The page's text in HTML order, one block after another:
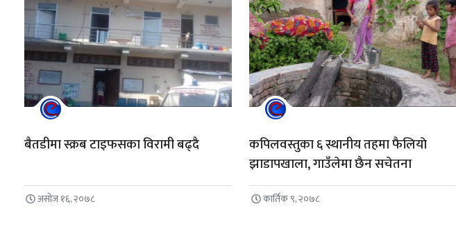
बैतडीमा स्क्रब टाइफसका विरामी बढ्दै
असोज १६, २०७८
कपिलवस्तुका ६ स्थानीय तहमा फैलियाे
झाडापखाला, गाउँलेमा छैन सचेतना
कार्तिक ९, २०७८